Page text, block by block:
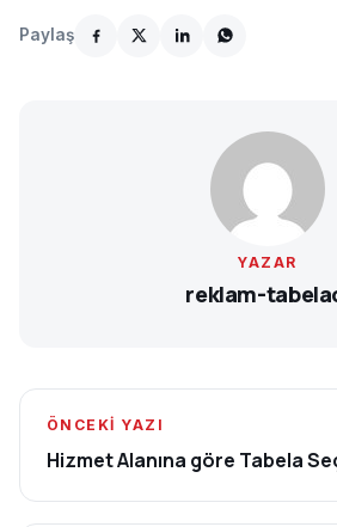
Paylaş
YAZAR
reklam-
ÖNCEKI YAZI
Hizmet Alanına göre Tabela